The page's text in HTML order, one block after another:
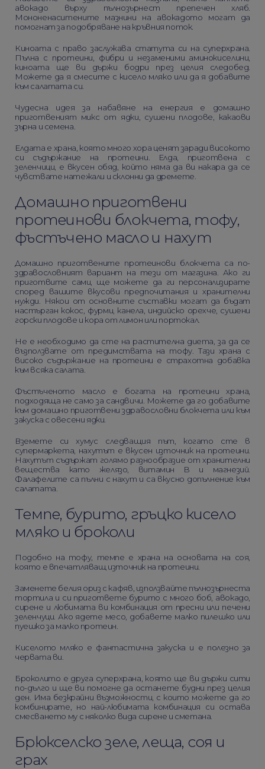
авокадо върху пълнозърнест препечен хляб.
Мононенаситените мазнини на авокадото могат да
помогнат за подобряване на кръвния поток.
Киноата с право заслужава статута си на суперхрана.
Пълна с протеини, фибри и незаменими аминокиселини,
киноата ще ви държи бодри през целия следобед.
Можете да я смесите с кисело мляко или да я добавите
към салатата си.
Чудесна идея за набавяне на енергия е домашно
приготвеният микс от ядки, сушени плодове, какаови
зърна и семена.
Елдата е храна, която много хора ценят заради високото
си съдържание на протеини. Елда, приготвена с
зеленчици, е вкусен обяд, който няма да ви накара да се
чувствате натежали и склонни да дремете.
Домашно приготвени
протеинови блокчета, тофу,
фъстъчено масло и нахут
Домашно приготвените протеинови блокчета са по-
здравословният вариант на тези от магазина. Ако ги
приготвите сами, ще можете да ги персонализирате
според вашите вкусови предпочитания и хранителни
нужди. Някои от основните съставки могат да бъдат
настърган кокос, фурми, канела, индийско орехче, сушени
горски плодове и кора от лимон или портокал.
Не е необходимо да сте на растителна диета, за да се
възползвате от предимствата на тофу. Тази храна с
високо съдържание на протеини е страхотна добавка
към всяка салата.
Фъстъченото масло е богата на протеини храна,
подходяща не само за сандвичи. Можете да го добавите
към домашно приготвени здравословни блокчета или към
закуска с овесени ядки.
Вземете си хумус следващия път, когато сте в
супермаркета, нахутът е вкусен източник на протеини.
Нахутът съдържат голямо разнообразие от хранителни
вещества като желязо, витамин B и магнезий.
Фалафелите са пълни с нахут и са вкусно допълнение към
салатата.
Темпе, бурито, гръцко кисело
мляко и броколи
Подобно на тофу, темпе е храна на основата на соя,
която е впечатляващ източник на протеини.
Заменете белия ориз с кафяв, използвайте пълнозърнеста
тортила и си пригответе бурито с много боб, авокадо,
сирене и любимата ви комбинация от пресни или печени
зеленчуци. Ако ядете месо, добавете малко пилешко или
пуешко за малко протеин.
Киселото мляко е фантастична закуска и е полезно за
червата ви.
Броколито е друга суперхрана, която ще ви държи сити
по-дълго и ще ви помогне да останете будни през целия
ден. Има безкрайни възможности, с които можете да го
комбинирате, но най-любимата комбинация си остава
смесването му с няколко вида сирене и сметана.
Брюкселско зеле, леща, соя и
грах